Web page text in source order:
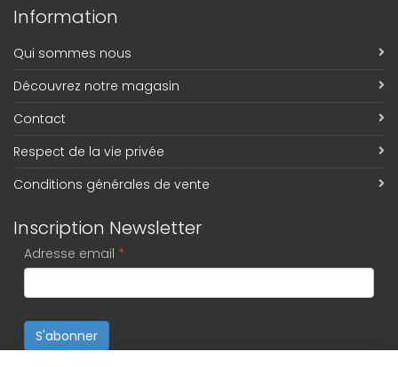
Information
Qui sommes nous
Découvrez notre magasin
Contact
Respect de la vie privée
Conditions générales de vente
Inscription Newsletter
Adresse email *
S'abonner